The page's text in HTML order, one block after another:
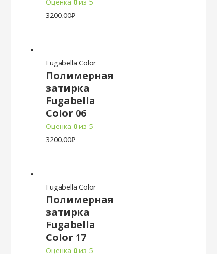
Оценка 0из 5
3200,00₽
Fugabella Color
Полимерная
затирка
Fugabella
Color 06
Оценка 0из 5
3200,00₽
Fugabella Color
Полимерная
затирка
Fugabella
Color 17
Оценка 0из 5